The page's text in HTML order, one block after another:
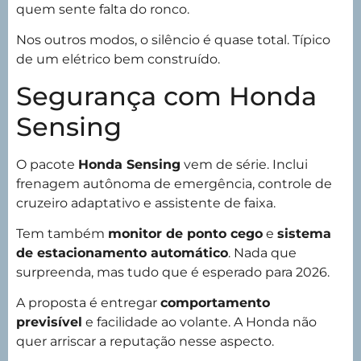
quem sente falta do ronco.
Nos outros modos, o silêncio é quase total. Típico
de um elétrico bem construído.
Segurança com Honda
Sensing
O pacote Honda Sensing vem de série. Inclui
frenagem autônoma de emergência, controle de
cruzeiro adaptativo e assistente de faixa.
Tem também monitor de ponto cego e sistema
de estacionamento automático. Nada que
surpreenda, mas tudo que é esperado para 2026.
A proposta é entregar comportamento
previsível e facilidade ao volante. A Honda não
quer arriscar a reputação nesse aspecto.